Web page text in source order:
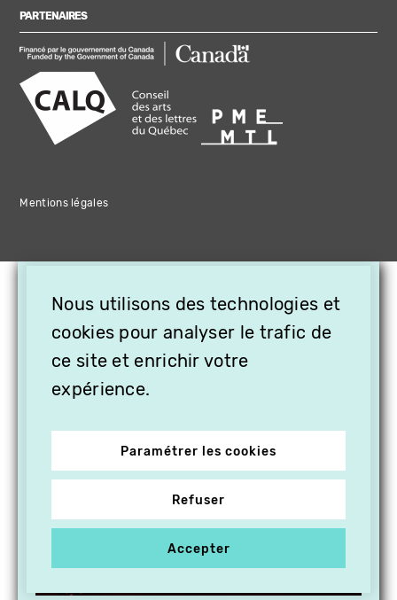
PARTENAIRES
Mentions légales
Nous utilisons des technologies et
cookies pour analyser le trafic de
ce site et enrichir votre
expérience.
Paramétrer les cookies
Refuser
Accepter
OFFREZ LA VIDÉO EN
CADEAU, ABONNEZ VOS
PROCHES À VITHÈQUE !